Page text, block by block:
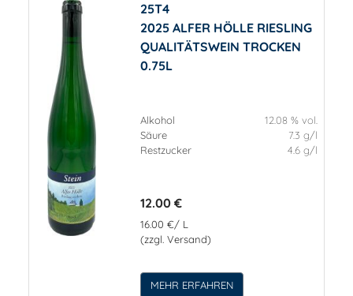
25T4
2025 ALFER HÖLLE RIESLING
QUALITÄTSWEIN TROCKEN
0.75L
Alkohol
12.08 % vol.
Säure
7.3 g/l
Restzucker
4.6 g/l
12.00 €
16.00 €/ L
(zzgl. Versand)
MEHR ERFAHREN